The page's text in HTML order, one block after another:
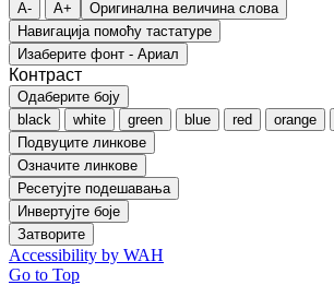
A- A+
Оригинална величина слова
Навигација помоћу тастатуре
Изаберите фонт - Ариал
Контраст
Одаберите боју
black
white green blue red orange
Подвуците линкове
Означите линкове
Ресетујте подешавања
Инвертујте боје
Затворите
Accessibility by WAH
Go to Top